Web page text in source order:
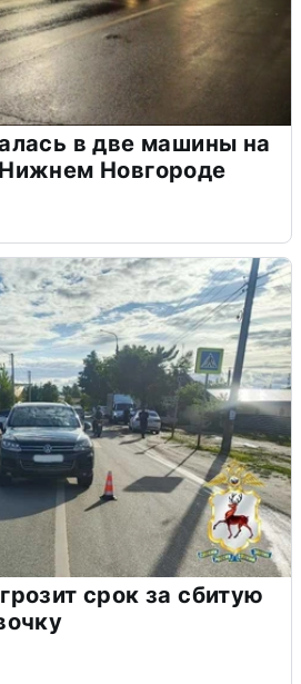
в две машины на
Новгороде
срок за сбитую